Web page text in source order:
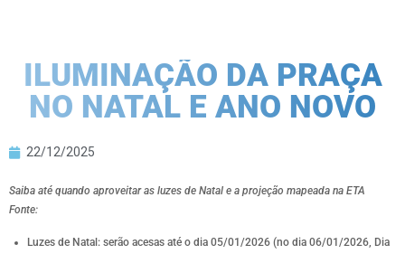
ILUMINAÇÃO DA PRAÇA
NO NATAL E ANO NOVO
22/12/2025
Saiba até quando aproveitar as luzes de Natal e a projeção mapeada na ETA
Fonte:
Luzes de Natal: serão acesas até o dia 05/01/2026 (no dia 06/01/2026, Dia